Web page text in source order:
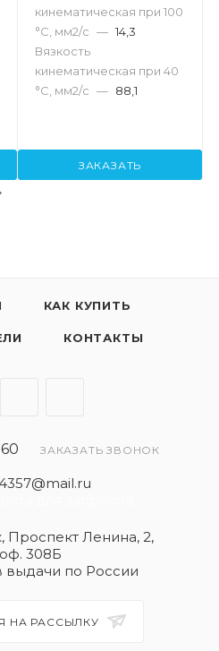
кинематическая при 100
°С, мм2/с — 14,3
Вязкость
кинематическая при 40
°С, мм2/с — 88,1
ЗАКАЗАТЬ
КАК КУПИТЬ
КОНТАКТЫ
ЗАКАЗАТЬ ЗВОНОК
Проспект Ленина, 2,
оф. 308Б
выдачи по России
НА РАССЫЛКУ